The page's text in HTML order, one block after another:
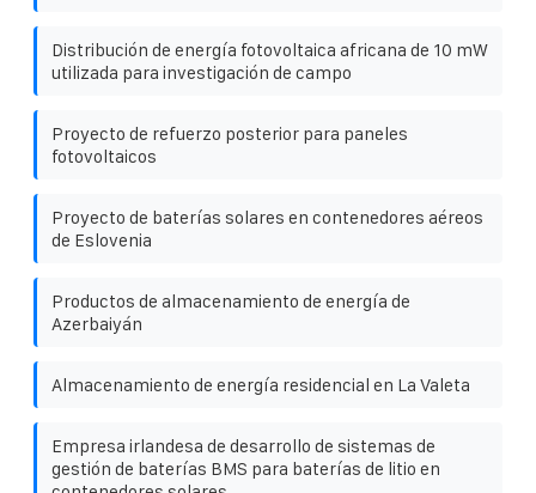
Distribución de energía fotovoltaica africana de 10 mW
utilizada para investigación de campo
Proyecto de refuerzo posterior para paneles
fotovoltaicos
Proyecto de baterías solares en contenedores aéreos
de Eslovenia
Productos de almacenamiento de energía de
Azerbaiyán
Almacenamiento de energía residencial en La Valeta
Empresa irlandesa de desarrollo de sistemas de
gestión de baterías BMS para baterías de litio en